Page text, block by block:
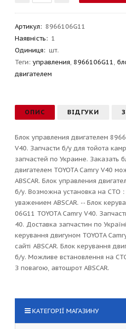
Артикул: 8966106G11
Наявність: 1
Одиниця: шт.
Теги: управления, 8966106G11,
двигателем
ОПИС ВІДГУКИ
Блок управления двигателем
V40. Запчасти б/у для тойота
запчастей по Украине. Заказать
двигателем TOYOTA Camry V40
ABSCAR. Блок управления
б/у. Возможна установка на СТО :
уважением ABSCAR. -- Блок
06G11 TOYOTA Camry V40.
40. Доставка запчастин по
керування двигуном TOYOTA
сайті ABSCAR. Блок керування
б/у. Можливе встановлення на
З повагою, автошрот ABSCAR.
КАТЕГОРІЇ МАГАЗИНУ